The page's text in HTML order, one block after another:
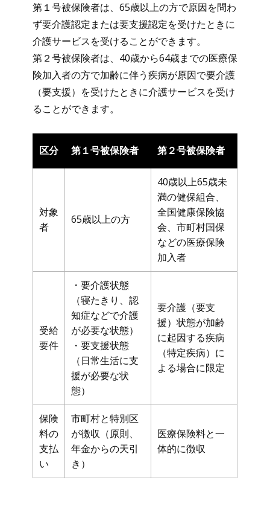
第１号被保険者は、65歳以上の方で原因を問わ
ず要介護認定または要支援認定を受けたときに
介護サービスを受けることができます。
第２号被保険者は、40歳から64歳までの医療保
険加入者の方で加齢に伴う疾病が原因で要介護
（要支援）を受けたときに介護サービスを受け
ることができます。
区分 第１号被保険者 第２号被保険者
対象
者
65歳以上の方
40歳以上65歳未
満の健保組合、
全国健康保険協
会、市町村国保
などの医療保険
加入者
受給
要件
・要介護状態
（寝たきり、認
知症などで介護
が必要な状態）
・要支援状態
（日常生活に支
援が必要な状
態）
要介護（要支
援）状態が加齢
に起因する疾病
（特定疾病）に
よる場合に限定
保険
料の
支払
い
市町村と特別区
が徴収（原則、
年金からの天引
き）
医療保険料と一
体的に徴収